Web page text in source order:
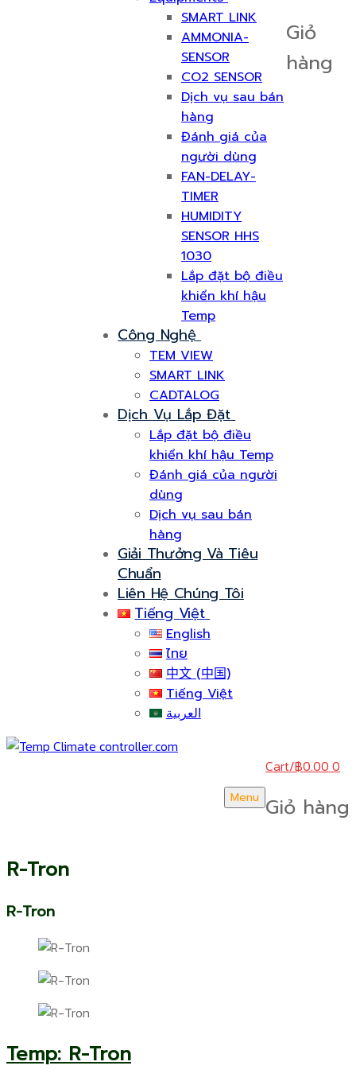
SMART LINK
AMMONIA-
SENSOR
CO2 SENSOR
Dịch vụ sau bán
hàng
Đánh giá của
người dùng
FAN-DELAY-
TIMER
HUMIDITY
SENSOR HHS
1030
Lắp đặt bộ điều
khiển khí hậu
Temp
Công Nghệ
TEM VIEW
SMART LINK
CADTALOG
Dịch Vụ Lắp Đặt
Lắp đặt bộ điều
khiển khí hậu Temp
Đánh giá của người
dùng
Dịch vụ sau bán
hàng
Giải Thưởng Và Tiêu
Chuẩn
Liên Hệ Chúng Tôi
Tiếng Việt
English
ไทย
中文 (中国)
Tiếng Việt
العربية
Giỏ
hàng
Menu
Cart/฿0.00 0
Giỏ hàng
R-Tron
R-Tron
Temp: R-Tron